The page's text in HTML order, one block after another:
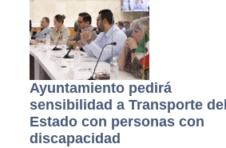
Ayuntamiento pedirá
sensibilidad a Transporte del
Estado con personas con
discapacidad